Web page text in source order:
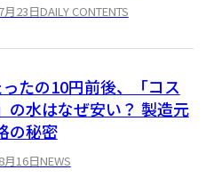
月23日DAILY CONTENTS
たの10円前後、「コス
の水はなぜ安い？ 製造元
の秘密
月16日NEWS